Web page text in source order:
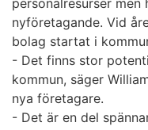
personalresurser
nyföretagande. Vid
bolag startat i
- Det finns stor
kommun, säger
nya företagare.
- Det är en del